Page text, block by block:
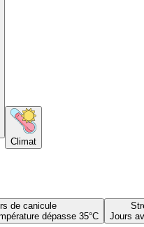
Climat
de canicule
dépasse 35°C
Jours